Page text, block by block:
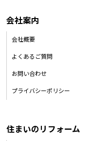
会社案内
会社概要
よくあるご質問
お問い合わせ
プライバシーポリシー
住まいのリフォーム